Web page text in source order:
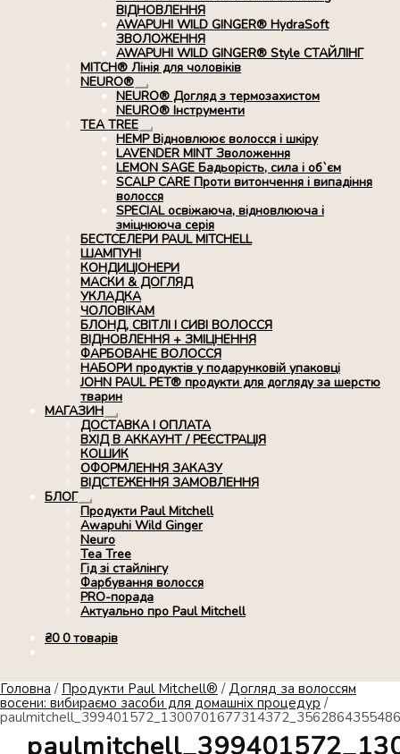
вкладене
меню
ВІДНОВЛЕННЯ
AWAPUHI WILD GINGER® HydraSoft
ЗВОЛОЖЕННЯ
AWAPUHI WILD GINGER® Style СТАЙЛІНГ
MITCH® Лінія для чоловіків
NEURO®
Розгорнуте
вкладене
меню
NEURO® Догляд з термозахистом
NEURO® Інструменти
TEA TREE
Розгорнуте
вкладене
меню
HEMP Відновлюює волосся і шкіру
LAVENDER MINT Зволоження
LEMON SAGE Бадьорість, сила і об`єм
SCALP CARE Проти витончення і випадіння
волосся
SPECIAL освіжаюча, відновлююча і
зміцнююча серія
БЕСТСЕЛЕРИ PAUL MITCHELL
ШАМПУНІ
КОНДИЦІОНЕРИ
МАСКИ & ДОГЛЯД
УКЛАДКА
ЧОЛОВІКАМ
БЛОНД, СВІТЛІ І СИВІ ВОЛОССЯ
ВІДНОВЛЕННЯ + ЗМІЦНЕННЯ
ФАРБОВАНЕ ВОЛОССЯ
НАБОРИ продуктів у подарунковій упаковці
JOHN PAUL PET® продукти для догляду за шерстю
тварин
МАГАЗИН
Розгорнуте
вкладене
меню
ДОСТАВКА І ОПЛАТА
ВХІД В АККАУНТ / РЕЄСТРАЦІЯ
КОШИК
ОФОРМЛЕННЯ ЗАКАЗУ
ВІДСТЕЖЕННЯ ЗАМОВЛЕННЯ
БЛОГ
Розгорнуте
вкладене
меню
Продукти Paul Mitchell
Awapuhi Wild Ginger
Neuro
Tea Tree
Гід зі стайлінгу
Фарбування волосся
PRO-порада
Актуально про Paul Mitchell
₴0 0 товарів
Головна / Продукти Paul Mitchell® /Догляд за волоссям
восени: вибираємо засоби для домашніх процедур /